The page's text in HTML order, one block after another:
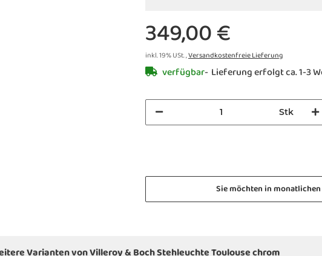
349,00 €
inkl. 19% USt. ,Versandkostenfreie Lieferung
verfügbar Lieferung erfolgt ca. 1-3
Stk
Sie möchten in
Varianten von Villeroy & Boch Stehleuchte Toulouse chrom